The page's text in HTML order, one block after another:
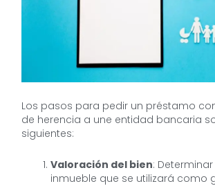
Los pasos para pedir un préstamo
de herencia a une entidad bancaria
siguientes:
Valoración del bien:
inmueble que se utilizará como